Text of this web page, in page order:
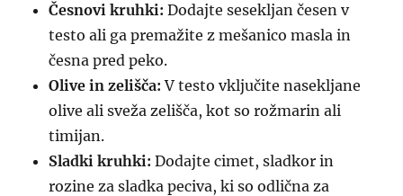
Česnovi kruhki: Dodajte sesekljan česen v
testo ali ga premažite z mešanico masla in
česna pred peko.
Olive in zelišča: V testo vključite nasekljane
olive ali sveža zelišča, kot so rožmarin ali
timijan.
Sladki kruhki: Dodajte cimet, sladkor in
rozine za sladka peciva, ki so odlična za